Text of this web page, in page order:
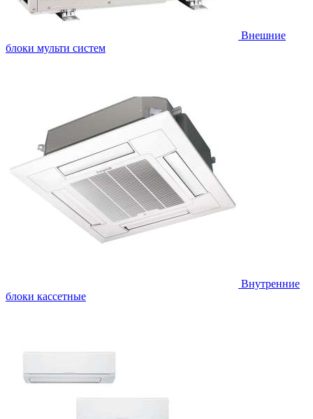
Внешние
блоки мульти систем
Внутренние
блоки кассетные